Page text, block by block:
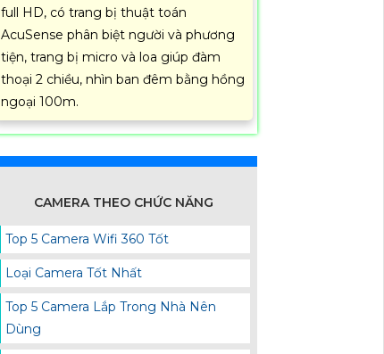
full HD, có trang bị thuật toán
AcuSense phân biệt người và phương
tiện, trang bị micro và loa giúp đàm
thoại 2 chiều, nhìn ban đêm bằng hồng
ngoại 100m.
CAMERA THEO CHỨC NĂNG
Top 5 Camera Wifi 360 Tốt
Loại Camera Tốt Nhất
Top 5 Camera Lắp Trong Nhà Nên
Dùng